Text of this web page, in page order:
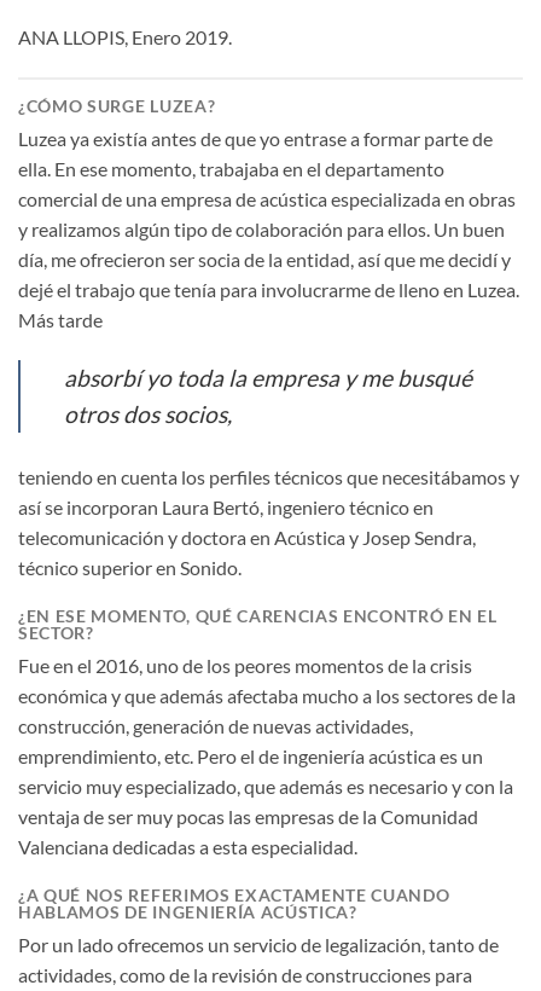
ANA LLOPIS, Enero 2019.
¿CÓMO SURGE LUZEA?
Luzea ya existía antes de que yo entrase a formar parte de
ella. En ese momento, trabajaba en el departamento
comercial de una empresa de acústica especializada en obras
y realizamos algún tipo de colaboración para ellos. Un buen
día, me ofrecieron ser socia de la entidad, así que me decidí y
dejé el trabajo que tenía para involucrarme de lleno en Luzea.
Más tarde
absorbí yo toda la empresa y me busqué
otros dos socios,
teniendo en cuenta los perfiles técnicos que necesitábamos y
así se incorporan Laura Bertó, ingeniero técnico en
telecomunicación y doctora en Acústica y Josep Sendra,
técnico superior en Sonido.
¿EN ESE MOMENTO, QUÉ CARENCIAS ENCONTRÓ EN EL
SECTOR?
Fue en el 2016, uno de los peores momentos de la crisis
económica y que además afectaba mucho a los sectores de la
construcción, generación de nuevas actividades,
emprendimiento, etc. Pero el de ingeniería acústica es un
servicio muy especializado, que además es necesario y con la
ventaja de ser muy pocas las empresas de la Comunidad
Valenciana dedicadas a esta especialidad.
¿A QUÉ NOS REFERIMOS EXACTAMENTE CUANDO
HABLAMOS DE INGENIERÍA ACÚSTICA?
Por un lado ofrecemos un servicio de legalización, tanto de
actividades, como de la revisión de construcciones para